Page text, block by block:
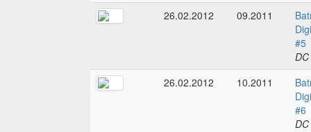
26.02.2012
09.2011
#5
26.02.2012
10.2011
#6